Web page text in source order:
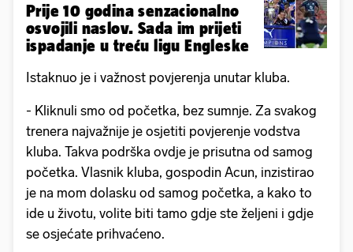
Prije 10 godina senzacionalno
osvojili naslov. Sada im prijeti
ispadanje u treću ligu Engleske
Istaknuo je i važnost povjerenja unutar kluba.
- Kliknuli smo od početka, bez sumnje. Za svakog
trenera najvažnije je osjetiti povjerenje vodstva
kluba. Takva podrška ovdje je prisutna od samog
početka. Vlasnik kluba, gospodin Acun, inzistirao
je na mom dolasku od samog početka, a kako to
ide u životu, volite biti tamo gdje ste željeni i gdje
se osjećate prihvaćeno.